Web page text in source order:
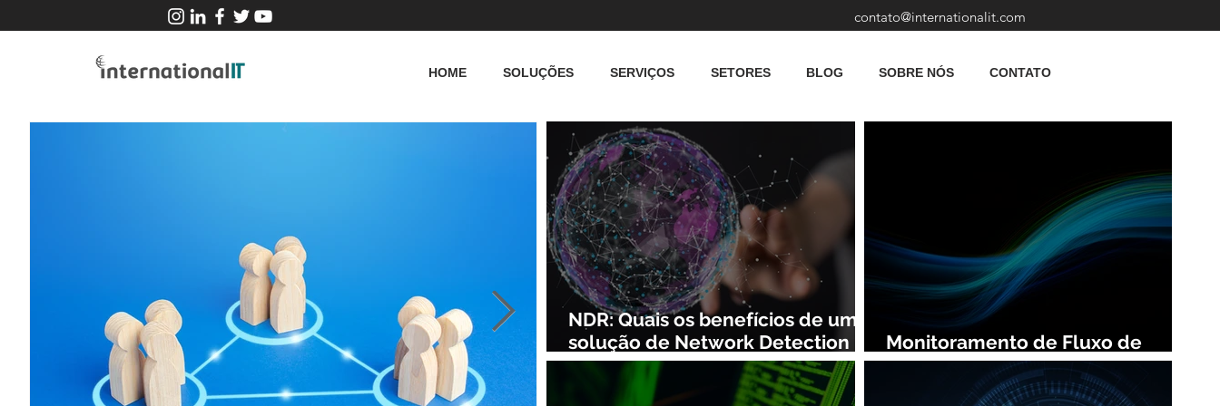
contato@internationalit.com
HOME SOLUÇÕES SERVIÇOS SETORES BLOG SOBRE NÓS CONTATO
NDR: Quais os benefícios de uma
solução de Network Detection
and Response?
Monitoramento de Fluxo de
Rede: Vantagens e Benefícios